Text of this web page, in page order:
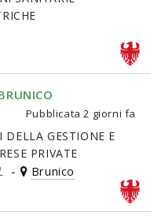
Pubblicata2 giorni fa
DELLA GESTIONE E
PRIVATE
- Brunico